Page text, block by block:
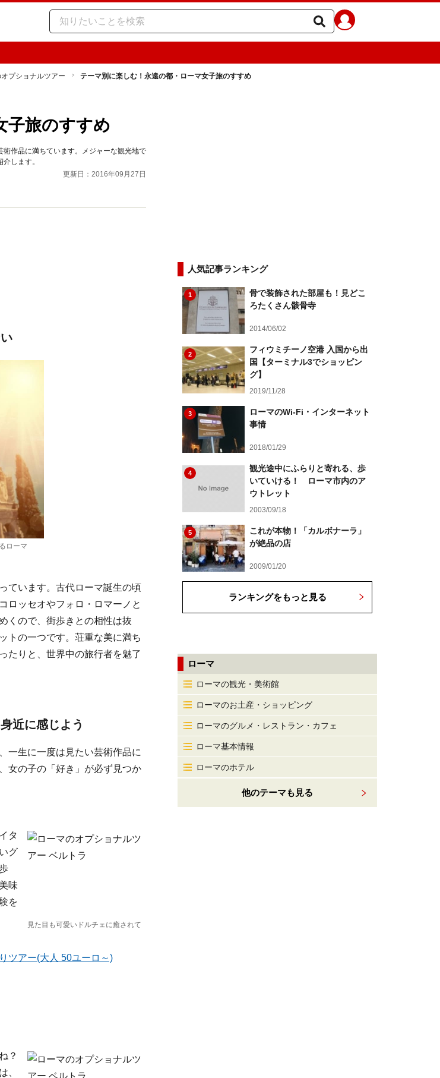
オプショナルツアー テーマ別に楽しむ！永遠の都・ローマ女子旅のすすめ
子旅のすすめ
作品に満ちています。メジャーな観光地で
します。
更新日：2016年09月27日
ローマ
ています。古代ローマ誕生の頃
ロッセオやフォロ・ロマーノと
くので、街歩きとの相性は抜
トの一つです。荘重な美に満ち
たりと、世界中の旅行者を魅了
近に感じよう
一生に一度は見たい芸術作品に
女の子の「好き」が必ず見つか
見た目も可愛いドルチェに癒されて
タ
グ
味
を
ツアー(大人 50ユーロ～)
？
、
人気記事ランキング
1
骨で装飾された部屋も！見どこ
ろたくさん骸骨寺
2014/06/02
2
フィウミチーノ空港 入国から出
国【ターミナル3でショッピン
グ】
2019/11/28
3
ローマのWi-Fi・インターネット
事情
2018/01/29
4
観光途中にふらりと寄れる、歩
いていける！ ローマ市内のア
ウトレット
2003/09/18
5
これが本物！「カルボナーラ」
が絶品の店
2009/01/20
ランキングをもっと見る
ローマ
ローマの観光・美術館
ローマのお土産・ショッピング
ローマのグルメ・レストラン・カフェ
ローマ基本情報
ローマのホテル
他のテーマも見る